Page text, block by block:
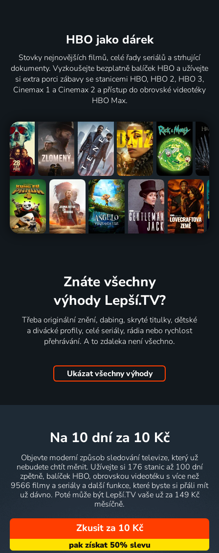
HBO jako dárek
Stovky nejnovějších filmů, celé řady seriálů a strhující
dokumenty. Vyzkoušejte bezplatně balíček HBO a užívejte
si extra porci zábavy se stanicemi HBO, HBO 2, HBO 3,
Cinemax 1 a Cinemax 2 a přístup do obrovské videotéky
HBO Max.
Znáte všechny
výhody Lepší.TV?
Třeba originální znění, dabing, skryté titulky, dětské
a divácké profily, celé seriály, rádia nebo rychlost
přehrávání. A to zdaleka není všechno.
Ukázat všechny výhody
na 10 dní za 10 Kč
Objevte moderní způsob sledování televize, který už
nebudete chtít měnit. Užívejte si 176 stanic až 100 dní
zpětně, balíček HBO, obrovskou videotéku s více než
9566 filmy a seriály a další funkce, které byste si přáli mít
už dávno. Poté může být Lepší.TV vaše už za 149 Kč
měsíčně.
Zkusit za 10 Kč